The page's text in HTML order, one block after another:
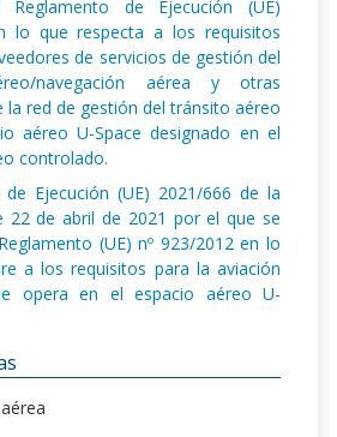
de Ejecución (UE)
lo que respecta a los requisitos
de servicios de gestión del
navegación aérea y otras
la red de gestión del tránsito aéreo
aéreo U-Space designado en el
controlado.
de Ejecución (UE) 2021/666 de la
22 de abril de 2021 por el que se
(UE) nº 923/2012 en lo
a los requisitos para la aviación
opera en el espacio aéreo U-